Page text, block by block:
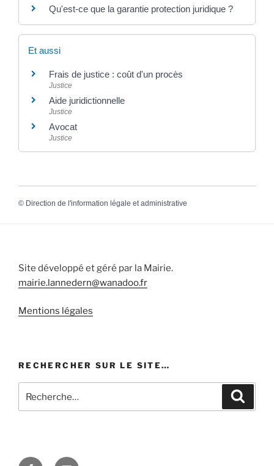
Qu'est-ce que la garantie protection juridique ?
Et aussi
Frais de justice : coût d'un procès
Justice
Aide juridictionnelle
Justice
Avocat
Justice
© Direction de l'information légale et administrative
Site développé et géré par la Mairie.
mairie.lannedern@wanadoo.fr
Mentions légales
RECHERCHER SUR LE SITE…
pour